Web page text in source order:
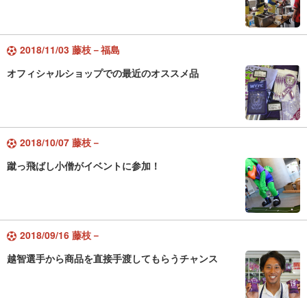
2018/11/03 藤枝－福島
オフィシャルショップでの最近のオススメ品
2018/10/07 藤枝－
蹴っ飛ばし小僧がイベントに参加！
2018/09/16 藤枝－
越智選手から商品を直接手渡してもらうチャンス